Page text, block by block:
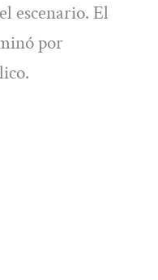
escenario. El
por